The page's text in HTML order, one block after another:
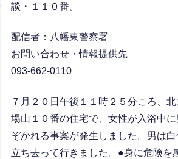
談・１１０番。
配信者：八幡東警察署
お問い合わせ・情報提供先
093-662-0110
７月２０日午後１１時２５分ころ、
場山１０番の住宅で、女性が入浴中
ぞかれる事案が発生しました。男は
立ち去って行きました。●身に危険を